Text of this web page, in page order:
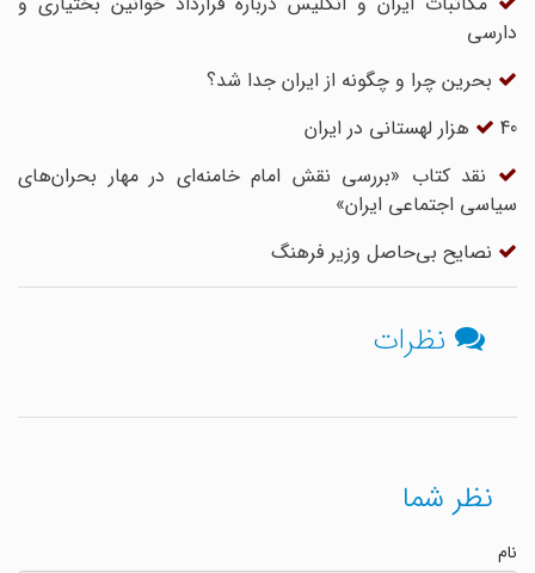
دارسی
بحرین چرا و چگونه از ایران جدا شد؟
40 هزار لهستانی در ایران
نقد کتاب «بررسی نقش امام خامنه‌ای در مهار بحران‌های
سیاسی اجتماعی ایران»
نصایح بی‌حاصل وزیر فرهنگ
نظرات
نظر شما